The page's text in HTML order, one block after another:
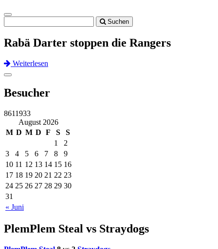
Toggle
navigation
Suchen
Rabä Darter stoppen die Rangers
Weiterlesen
Previous
Next
Toggle
Besucher
8611933
August 2026
M D M D F S S
« Juni
1
2
3
4 5 6 7 8
9
10 11 12 13 14 15 16
17 18 19 20 21 22 23
24 25 26 27 28 29 30
31
PlemPlem Steal vs Straydogs